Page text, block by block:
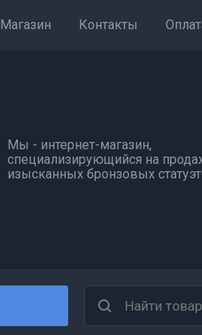
Магазин Контакты
Мы - интернет-магазин,
специализирующийся на
изысканных бронзовых